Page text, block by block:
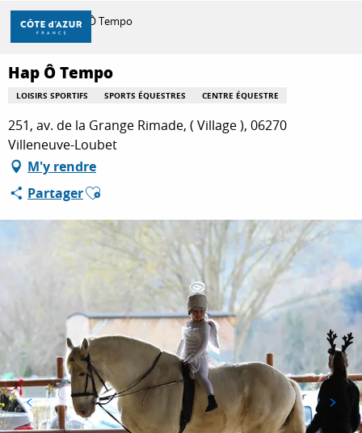
Aller
contenu
principal
DÉCOUVRIR
À FAIRE
SÉJOURNER
Accueil Hap Ô Tempo
Hap Ô Tempo
LOISIRS SPORTIFS SPORTS ÉQUESTRES CENTRE ÉQUESTRE
251, av. de la Grange Rimade, ( Village ), 06270
Villeneuve-Loubet
M'y rendre
PartagerAjouter aux favoris